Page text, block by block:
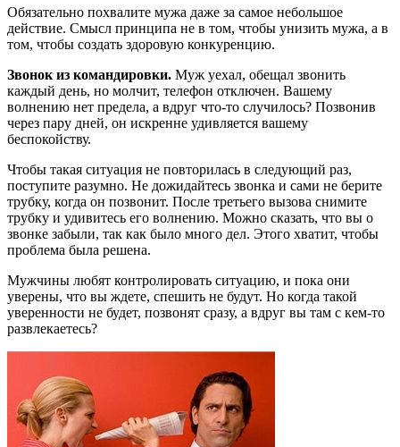
Обязательно похвалите мужа даже за самое небольшое
действие. Смысл принципа не в том, чтобы унизить мужа, а в
том, чтобы создать здоровую конкуренцию.
Звонок из командировки. Муж уехал, обещал звонить
каждый день, но молчит, телефон отключен. Вашему
волнению нет предела, а вдруг что-то случилось? Позвонив
через пару дней, он искренне удивляется вашему
беспокойству.
Чтобы такая ситуация не повторилась в следующий раз,
поступите разумно. Не дожидайтесь звонка и сами не берите
трубку, когда он позвонит. После третьего вызова снимите
трубку и удивитесь его волнению. Можно сказать, что вы о
звонке забыли, так как было много дел. Этого хватит, чтобы
проблема была решена.
Мужчины любят контролировать ситуацию, и пока они
уверены, что вы ждете, спешить не будут. Но когда такой
уверенности не будет, позвонят сразу, а вдруг вы там с кем-то
развлекаетесь?